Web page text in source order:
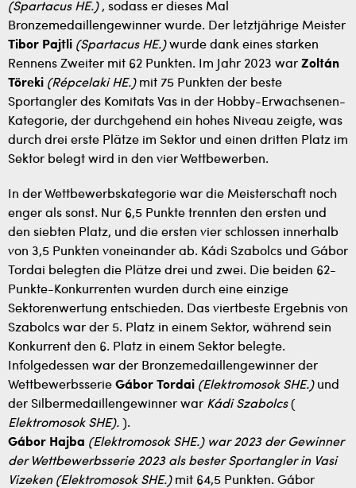
(Spartacus HE.), sodass er dieses Mal
Bronzemedaillengewinner wurde. Der letztjährige Meister
Tibor Pajtli (Spartacus HE.)wurde dank eines starken
Rennens Zweiter mit 62 Punkten. Im Jahr 2023 war Zoltán
Töreki (Répcelaki HE.)mit 75 Punkten der beste
Sportangler des Komitats Vas in der Hobby-Erwachsenen-
Kategorie, der durchgehend ein hohes Niveau zeigte, was
durch drei erste Plätze im Sektor und einen dritten Platz im
Sektor belegt wird in den vier Wettbewerben.
In der Wettbewerbskategorie war die Meisterschaft noch
enger als sonst. Nur 6,5 Punkte trennten den ersten und
den siebten Platz, und die ersten vier schlossen innerhalb
von 3,5 Punkten voneinander ab. Kádi Szabolcs und Gábor
Tordai belegten die Plätze drei und zwei. Die beiden 62-
Punkte-Konkurrenten wurden durch eine einzige
Sektorenwertung entschieden. Das viertbeste Ergebnis von
Szabolcs war der 5. Platz in einem Sektor, während sein
Konkurrent den 6. Platz in einem Sektor belegte.
Infolgedessen war der Bronzemedaillengewinner der
Wettbewerbsserie Gábor Tordai (Elektromosok SHE.)und
der Silbermedaillengewinner war Kádi Szabolcs(
Elektromosok SHE). ).
Gábor Hajba (Elektromosok SHE.) war 2023 der Gewinner
der Wettbewerbsserie 2023 als bester Sportangler in Vasi
Vizeken (Elektromosok SHE.)mit 64,5 Punkten. Gábor